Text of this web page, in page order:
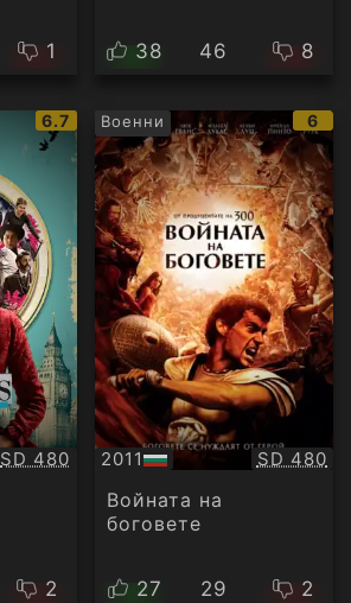
1 38 46 8
IMDb
рейтинг:
6.7
Качество:
SD 480
2
Военни 6
2011
БГ
аудио
SD 480
Войната на
боговете
27 29 2